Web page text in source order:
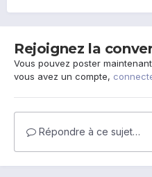
Rejoignez la
Vous pouvez poster
vous avez un compte,
Répondre à ce sujet…